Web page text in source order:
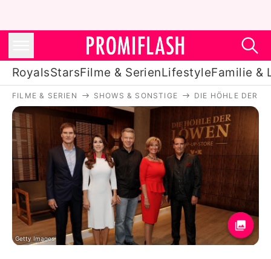
RoyalsStarsFilme & SerienLifestyleFamilie &
Royals
Stars
Filme & Serien
Lifestyle
Familie & Liebe
Promiflash Exklusiv
FILME & SERIEN SHOWS & SONSTIGE DIE HÖHLE DER
Getty Images